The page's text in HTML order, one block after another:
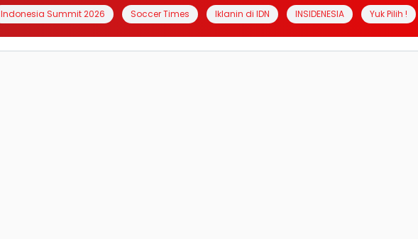
Indonesia Summit 2026 Soccer Times Iklanin di IDN INSIDENESIA Yuk Pilih !